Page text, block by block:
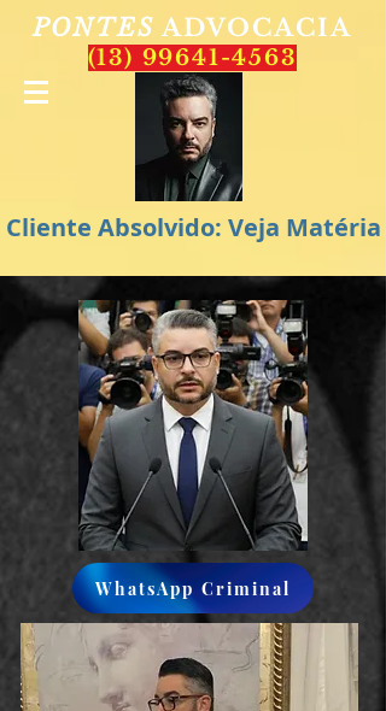
PONTES ADVOCACIA
(13) 99641-4563
Cliente Absolvido: Veja Matéria
WhatsApp Criminal